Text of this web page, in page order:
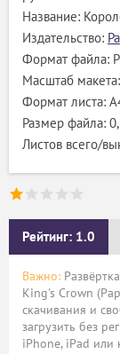
Название:
Издательство:
Формат файла:
Масштаб
Формат листа:
Размер файла:
Листов всего/
Рейтинг: 1.0
Важно:
King's Crown
скачивания и
загрузить без
iPhone, iPad или